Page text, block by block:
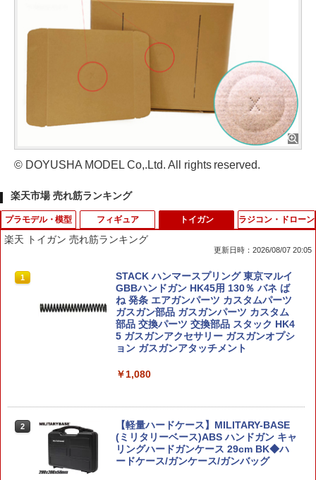
© DOYUSHA MODEL Co,.Ltd. All rights reserved.
楽天市場 売れ筋ランキング
プラモデル・模型
1
ファインモールド 1/48 帝国海軍 零式艦
上戦闘機二一型（中島製） “ソロモン航
空戦”【FZ06】 プラモデル
￥4,400
HiPlay 大火鳥製造 BIGFIREBIRD BUIL
模型 コレクション ホビー ギフト プレゼ
ント
￥4,590
フィギュア
1
ハズブロ（Hasbro）ゼルダの伝説 ヒー
ローズ・オブ・ハイラル ガノンドロフ、
『ゼルダの伝説 ティアーズ オブ ザ キン
グダム』プレミアム コレクション用 19c
m アクションフィギュア G4419 正規品
￥6,840
ル（再販）[マックスファクトリー]【送
料無料】《発売済・在庫品》
￥7,310
トイガン
楽天 トイガン 売れ筋ランキング
更新日時：2026/08/07 20:05
1
STACK ハンマースプリング 東京マルイ
GBBハンドガン HK45用 130％ バネ ば
ね 発条 エアガンパーツ カスタムパーツ
ガスガン部品 ガスガンパーツ カスタム
部品 交換パーツ 交換部品 スタック HK4
5 ガスガンアクセサリー ガスガンオプシ
ョン ガスガンアタッチメント
￥1,080
2
【軽量ハードケース】MILITARY-BASE
(ミリタリーベース)ABS ハンドガン キャ
リングハードガンケース 29cm BK◆ハ
ードケース/ガンケース/ガンバッグ
ラジコン・ドローン